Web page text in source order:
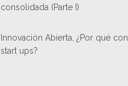
consolidada (Parte I)
Innovación Abierta, ¿Por qué con
start ups?